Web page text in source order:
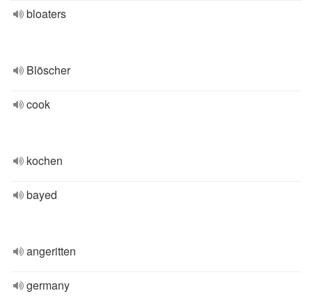
bloaters
Blöscher
cook
kochen
bayed
angeritten
germany